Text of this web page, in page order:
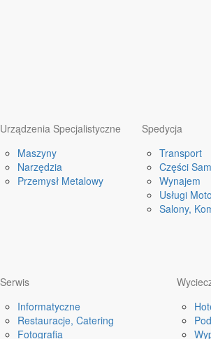
Urządzenia Specjalistyczne
Maszyny
Narzędzia
Przemysł Metalowy
Spedycja
Transport
Części
Wynajem
Usługi
Salony,
Serwis
Informatyczne
Restauracje, Catering
Fotografia